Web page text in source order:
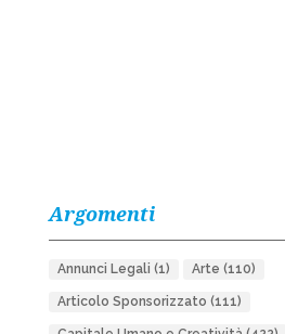
Argomenti
Annunci Legali (1) Arte (110)
Articolo Sponsorizzato (111)